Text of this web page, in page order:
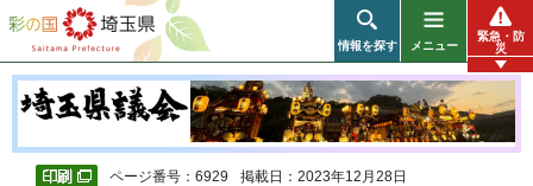
彩の国 埼玉県
情報を探す メニュー
緊急・防
災
ページ番号：6929 掲載日：2023年12月28日